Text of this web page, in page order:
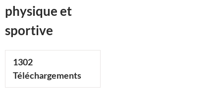
physique et
sportive
1302
Téléchargements